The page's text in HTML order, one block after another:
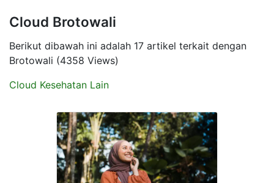
Cloud Brotowali
Berikut dibawah ini adalah 17 artikel terkait dengan
Brotowali (4358 Views)
Cloud Kesehatan Lain